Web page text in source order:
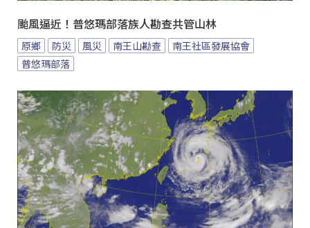
颱風逼近！普悠瑪部落族人勘查共管山林
原鄉 防災 風災 南王山勘查
南王社區發展協會
普悠瑪部落